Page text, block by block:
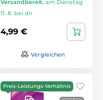
Versandbereit, am Dienstag
11. 8. bei dir
4,99 €
Vergleichen
Preis-Leistungs-Verhältnis